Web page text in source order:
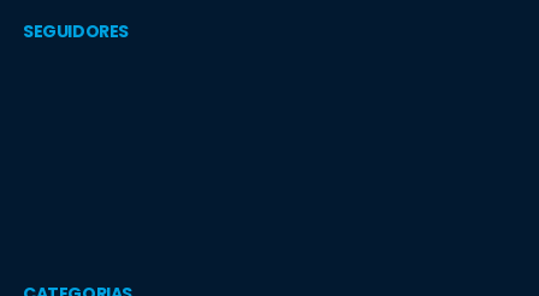
SEGUIDORES